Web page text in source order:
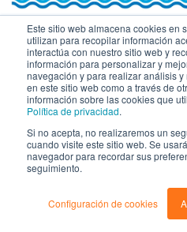
Este sitio web almacena cookies en
utilizan para recopilar información
interactúa con nuestro sitio web y
información para personalizar y
navegación y para realizar análisis
en este sitio web como a través de
información sobre las cookies que
Política de privacidad.
Si no acepta, no realizaremos un
cuando visite este sitio web. Se
navegador para recordar sus
seguimiento.
Configuración de cookies
© Turismo y Planificación Costa